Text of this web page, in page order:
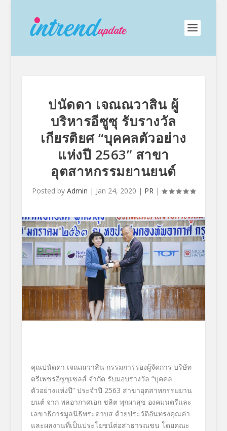
ปนัดดา เจณณวาสิน ผู้
บริหารอีซูซุ รับรางวัล
เกียรติยศ “บุคคลตัวอย่าง
แห่งปี 2563” สาขา
อุตสาหกรรมยานยนต์
Posted by Admin | Jan 24, 2020 | PR|
คุณปนัดดา เจณณวาสิน กรรมการรองผู้จัดการ บริษัท
ตรีเพชรอีซูซุเซลส์ จำกัด รับมอบรางวัล “บุคคล
ตัวอย่างแห่งปี” ประจำปี 2563 สาขาอุตสาหกรรมยาน
ยนต์ จาก พลอากาศเอก ชลิต พุกผาสุข องคมนตรีและ
เลขาธิการมูลนิธิพระดาบส ด้วยประวัติอันทรงคุณค่า
และผลงานที่เป็นประโยชน์ต่อสาธารณชน โดยคณะ